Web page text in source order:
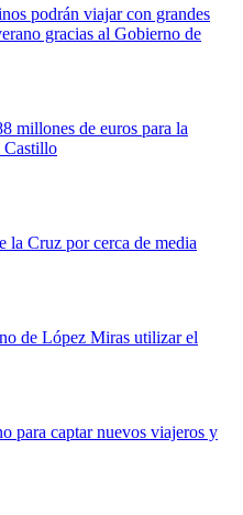
podrán viajar con grandes
gracias al Gobierno de
millones de euros para la
Castillo
la Cruz por cerca de media
de López Miras utilizar el
para captar nuevos viajeros y